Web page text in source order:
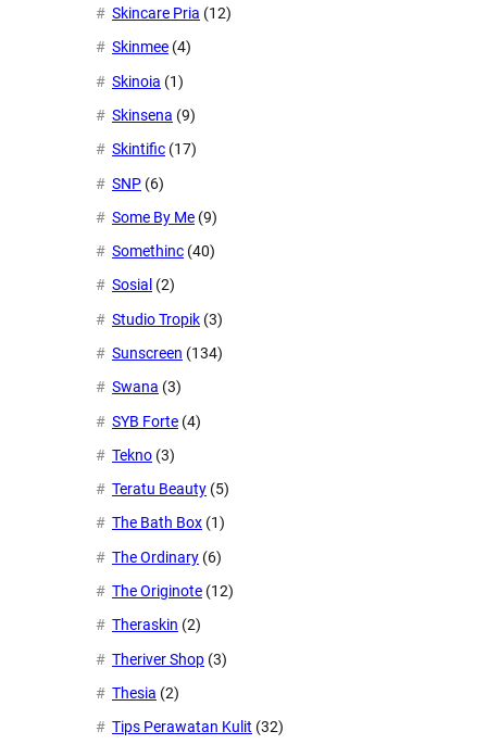
Skincare Pria (12)
Skinmee (4)
Skinoia (1)
Skinsena (9)
Skintific (17)
SNP (6)
Some By Me (9)
Somethinc (40)
Sosial (2)
Studio Tropik (3)
Sunscreen (134)
Swana (3)
SYB Forte (4)
Tekno (3)
Teratu Beauty (5)
The Bath Box (1)
The Ordinary (6)
The Originote (12)
Theraskin (2)
Theriver Shop (3)
Thesia (2)
Tips Perawatan Kulit (32)